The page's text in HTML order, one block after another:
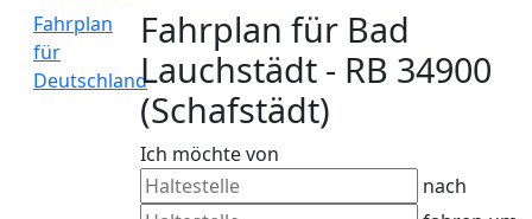
Fahrplan
für
Deutschland
Fahrplan für Bad
Lauchstädt - RB 34900
(Schafstädt)
Ich möchte von
nach